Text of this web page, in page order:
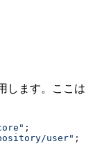
します。ここは
;
user" ;